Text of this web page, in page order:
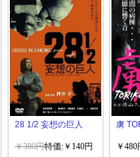
28 1/2 妄想の巨人
￥380円特価:￥140円
虜
￥480